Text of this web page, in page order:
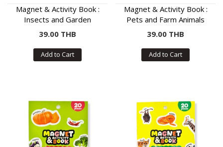
Magnet & Activity Book :
Insects and Garden
Animals
39.00 THB
Add to Cart
Magnet & Activity Book :
Pets and Farm Animals
39.00 THB
Add to Cart